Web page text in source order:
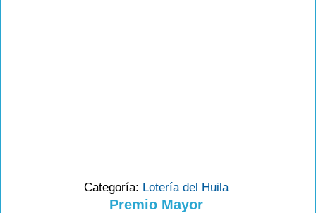
Categoría: Lotería del Huila
Premio Mayor